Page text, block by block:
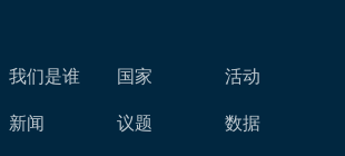
我们是谁
新闻
国家
议题
活动
数据